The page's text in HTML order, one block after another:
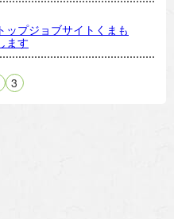
ップジョブサイトくまも
ます
3